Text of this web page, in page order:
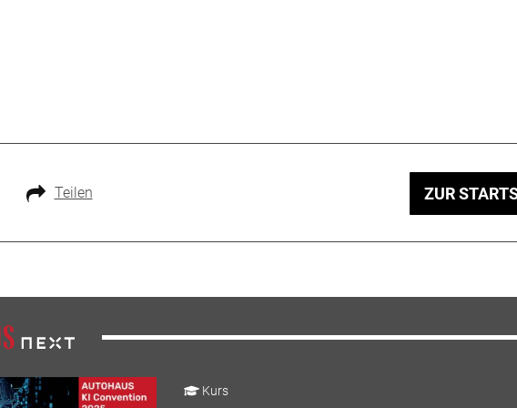
Teilen ZUR
Kurs